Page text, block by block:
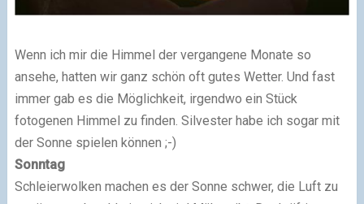
Wenn ich mir die Himmel der vergangene Monate so
ansehe, hatten wir ganz schön oft gutes Wetter. Und fast
immer gab es die Möglichkeit, irgendwo ein Stück
fotogenen Himmel zu finden. Silvester habe ich sogar mit
der Sonne spielen können ;-)
Sonntag
Schleierwolken machen es der Sonne schwer, die Luft zu